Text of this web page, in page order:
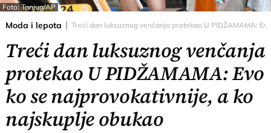
Foto: Tanjug/AP
Moda i lepota Treći dan luksuznog venčanja protekao U PIDŽAMAMA:
Treći dan luksuznog venčanja
protekao U PIDŽAMAMA: Evo
ko se najprovokativnije, a ko
najskuplje obukao